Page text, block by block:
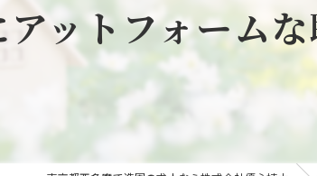
ットフォーム